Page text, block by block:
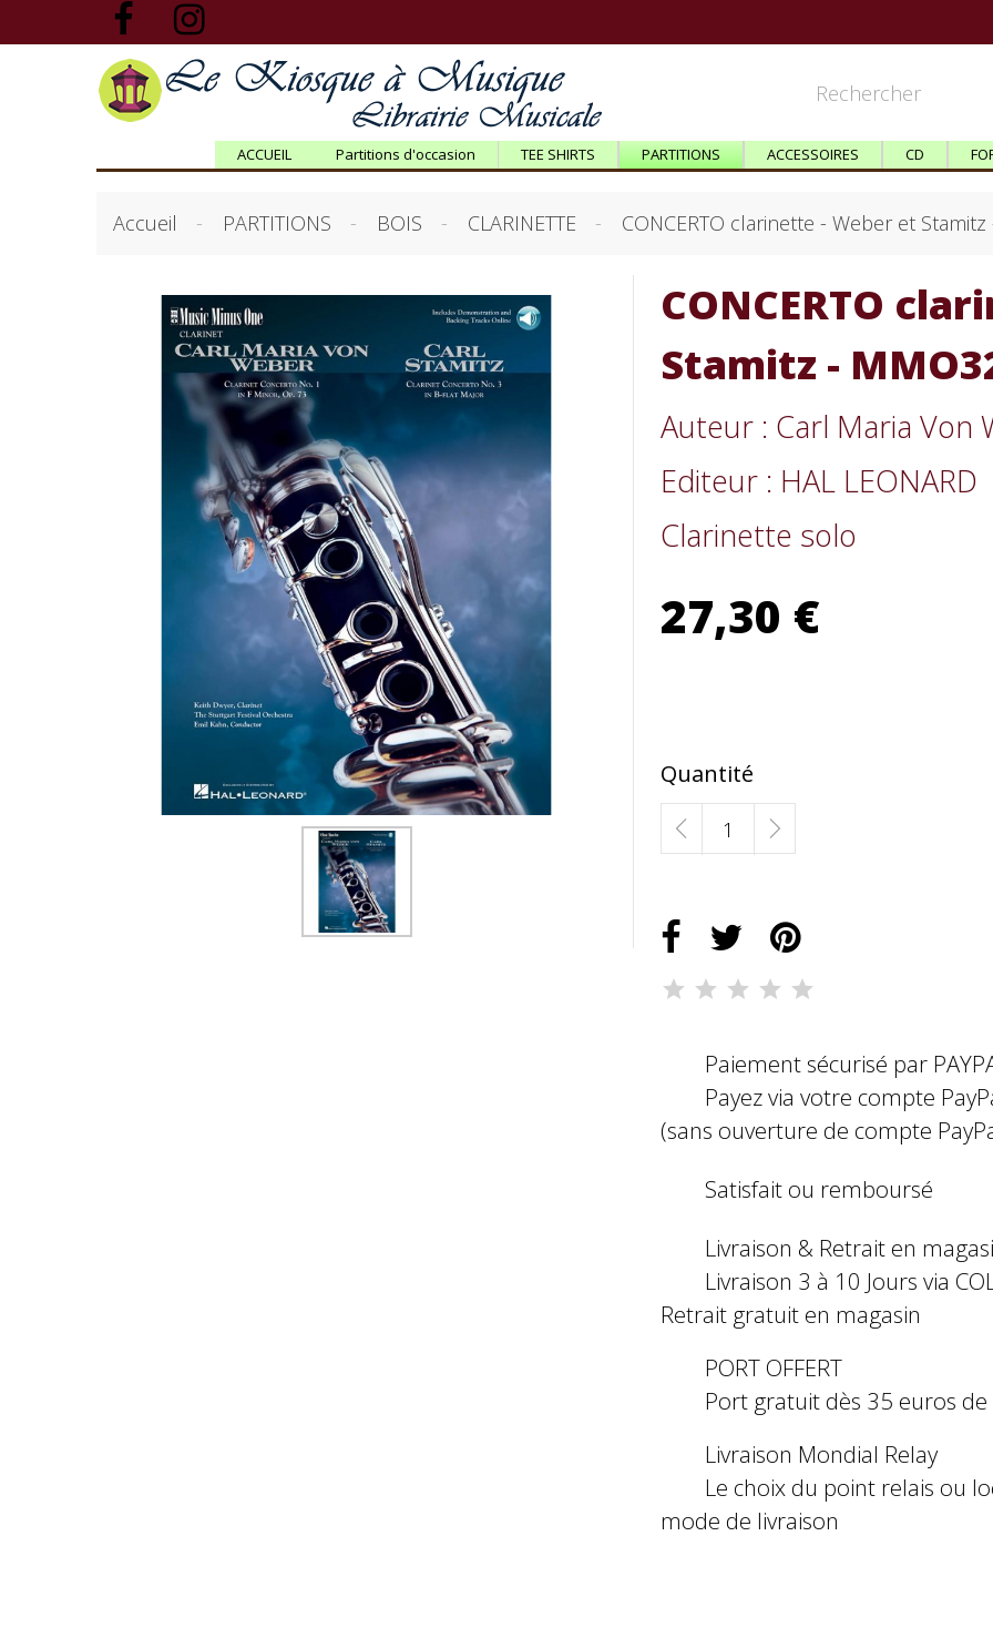
ACCUEIL Partitions d'occasion TEE SHIRTS PARTITIONS ACCESSOIRES CD
Accueil PARTITIONS BOIS CLARINETTE CONCERTO clarinette - Weber et
CONCERTO
Stamitz -
Auteur : Carl Maria Von
Editeur : HAL LEONARD
Clarinette solo
27,30 €
Quantité
Paiement sécurisé par
Payez via votre compte
(sans ouverture de compte
Satisfait ou remboursé
Livraison & Retrait en
Livraison 3 à 10 Jours via
Retrait gratuit en magasin
PORT OFFERT
Port gratuit dès 35 euros
Livraison Mondial Relay
Le choix du point relais ou
mode de livraison